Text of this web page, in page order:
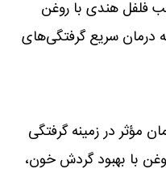
فلفل هندی با روغن
درمان سریع گرفتگی‌های
مؤثر در زمینه گرفتگی
با بهبود گردش خون،